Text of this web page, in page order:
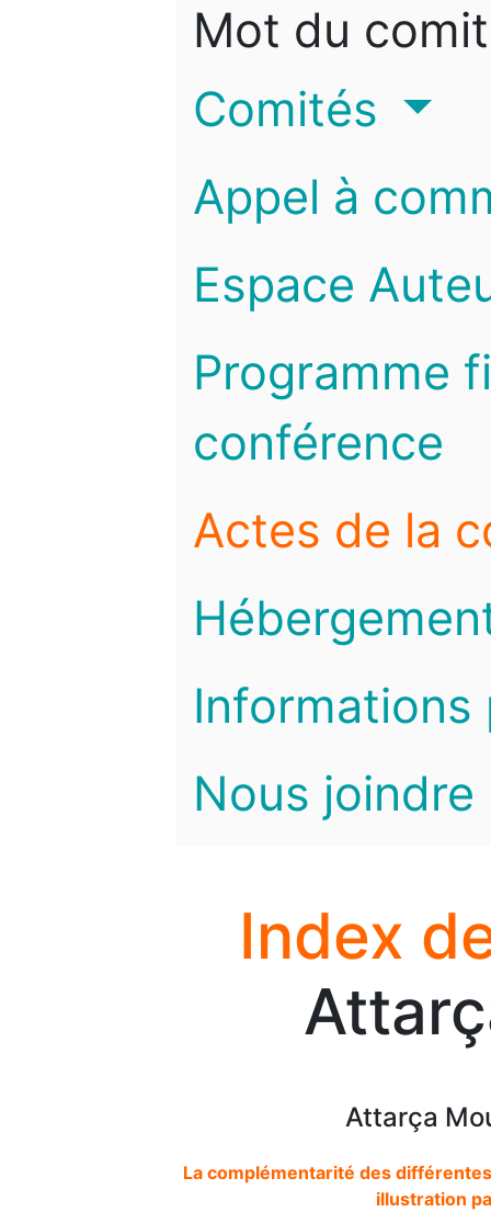
Mot du
Comités
Appel à
Espace
Programme
conférence
Actes de la
Informations
Nous joindre
Index
Attarça
La complémentarité des
illustration